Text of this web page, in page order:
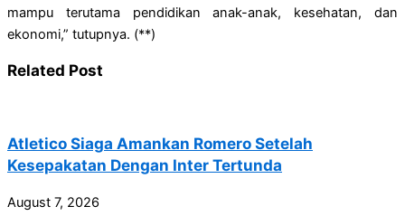
mampu terutama pendidikan anak-anak, kesehatan, dan
ekonomi,” tutupnya. (**)
Related Post
Atletico Siaga Amankan Romero Setelah
Kesepakatan Dengan Inter Tertunda
August 7, 2026